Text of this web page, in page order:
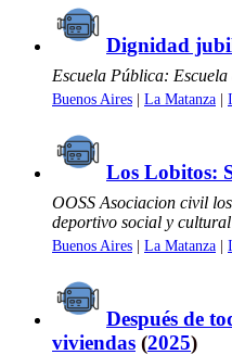
Dignidad
Escuela Pública:
Buenos Aires | La Matanza |
Los Lobitos:
OOSS Asociacion civil
deportivo social y
Buenos Aires | La Matanza |
Después de
viviendas (2025)